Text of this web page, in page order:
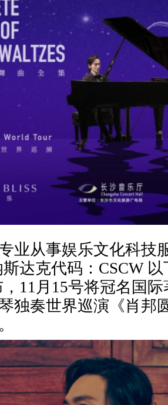
从事娱乐文化科技
达克代码：CSCW
11月15号将冠名国
独奏世界巡演《肖邦